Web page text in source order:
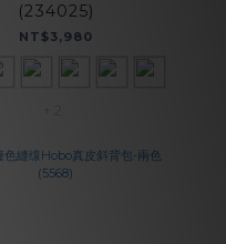
(234025)
NT$3,980